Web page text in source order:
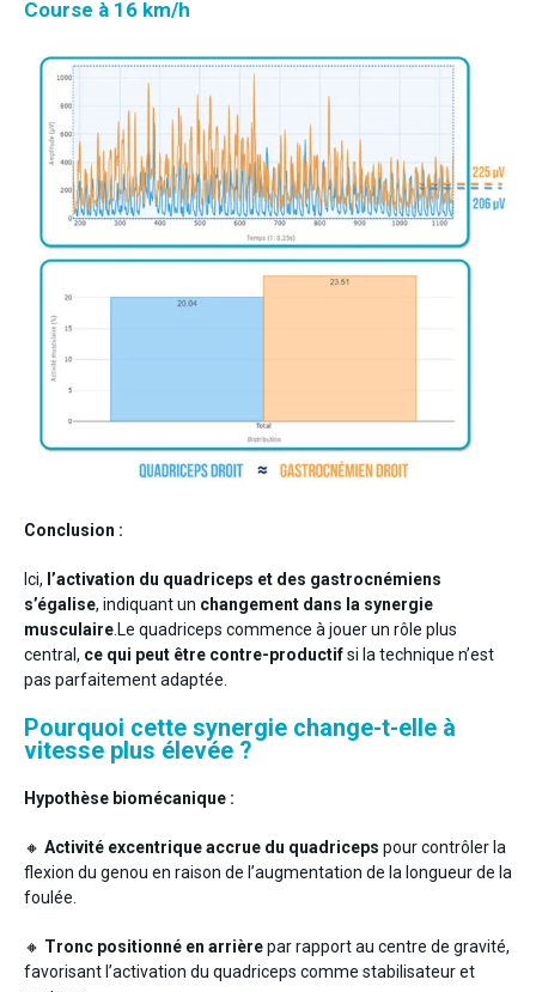
Course à 16 km/h
Conclusion :
Ici, l’activation du quadriceps et des gastrocnémiens
s’égalise, indiquant un changement dans la synergie
musculaire.Le quadriceps commence à jouer un rôle plus
central, ce qui peut être contre-productifsi la technique n’est
pas parfaitement adaptée.
Pourquoi cette synergie change-t-elle à
vitesse plus élevée ?
Hypothèse biomécanique :
🔸 Activité excentrique accrue du quadriceps pour contrôler la
flexion du genou en raison de l’augmentation de la longueur de la
foulée.
🔸 Tronc positionné en arrièrepar rapport au centre de gravité,
favorisant l’activation du quadriceps comme stabilisateur et